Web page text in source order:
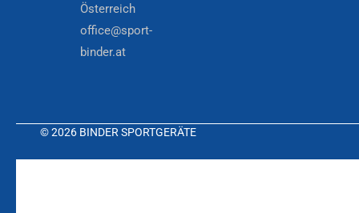
Österreich
office@sport-
binder.at
© 2026 BINDER SPORTGERÄTE